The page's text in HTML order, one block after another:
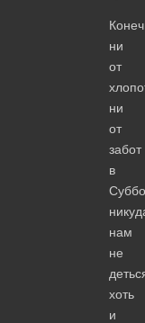
ни
от
ни
от
забот
в
нам
не
хоть
и